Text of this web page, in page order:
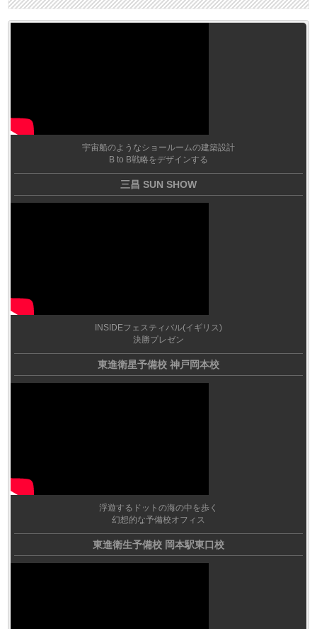
宇宙船のようなショールームの建築設計
B to B戦略をデザインする
三昌 SUN SHOW
INSIDEフェスティバル(イギリス)
決勝プレゼン
東進衛星予備校 神戸岡本校
浮遊するドットの海の中を歩く
幻想的な予備校オフィス
東進衛生予備校 岡本駅東口校